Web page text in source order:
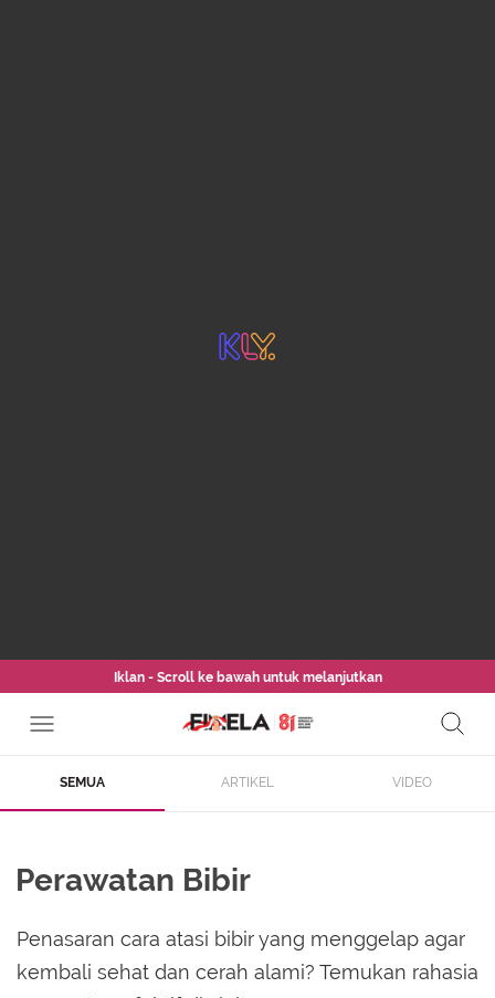
Iklan - Scroll ke bawah untuk melanjutkan
SEMUA ARTIKEL VIDEO
Perawatan Bibir
Penasaran cara atasi bibir yang menggelap agar
kembali sehat dan cerah alami? Temukan rahasia